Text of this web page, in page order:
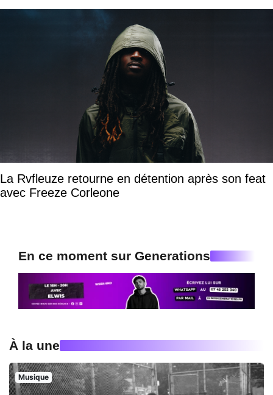
La Rvfleuze retourne en détention après son feat
avec Freeze Corleone
En ce moment sur Generations
À la une
Musique